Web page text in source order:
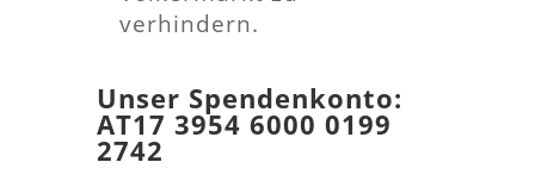
verhindern.
Unser Spendenkonto:
AT17 3954 6000 0199
2742